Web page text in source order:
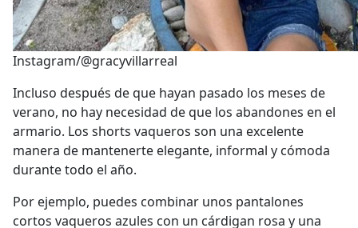
Instagram/@gracyvillarreal
Incluso después de que hayan pasado los meses de
verano, no hay necesidad de que los abandones en el
armario. Los shorts vaqueros son una excelente
manera de mantenerte elegante, informal y cómoda
durante todo el año.
Por ejemplo, puedes combinar unos pantalones
cortos vaqueros azules con un cárdigan rosa y una